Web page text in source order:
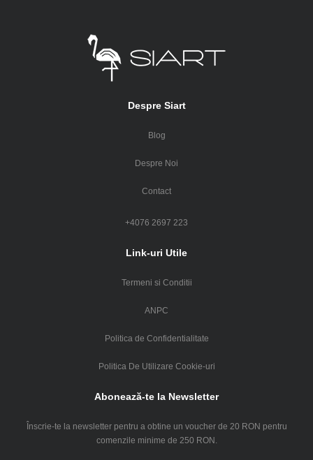
Despre Siart
Blog
Despre Noi
Contact
+4076 2697 223
Link-uri Utile
Termeni si Conditii
ANPC
Politica de Confidentialitate
Politica De Utilizare Cookie-uri
Abonează-te la Newsletter
Înscrie-te la newsletter pentru a obtine un voucher de 20 RON pentru
comenzile minime de 250 RON.